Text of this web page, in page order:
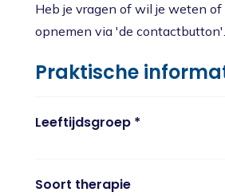
Heb je vragen of wil je weten
opnemen via 'de contactbutton'.
Praktische
Leeftijdsgroep *
Soort therapie